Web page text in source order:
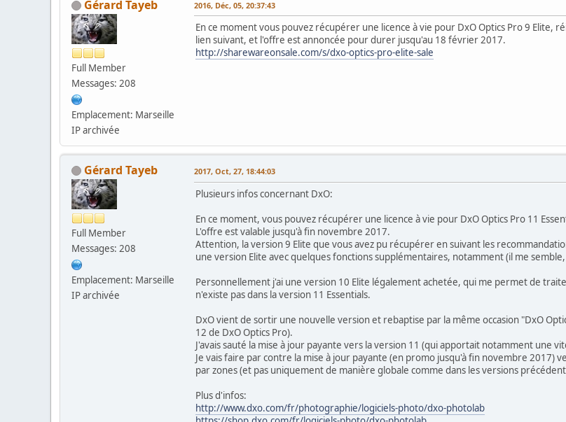
Gérard Tayeb
Full Member
Messages: 208
Emplacement: Marseille
IP archivée
2016, Déc, 05, 20:37:43
En ce moment vous pouvez récupérer une licence à vie pour DxO Optics Pro 9 Elite,
lien suivant, et l'offre est annoncée pour durer jusqu'au 18 février 2017.
http://sharewareonsale.com/s/dxo-optics-pro-elite-sale
Gérard Tayeb
Full Member
Messages: 208
Emplacement: Marseille
IP archivée
2017, Oct, 27, 18:44:03
Plusieurs infos concernant DxO:
En ce moment, vous pouvez récupérer une licence à vie pour DxO Optics Pro 11
L'offre est valable jusqu'à fin novembre 2017.
Attention, la version 9 Elite que vous avez pu récupérer en suivant les
une version Elite avec quelques fonctions supplémentaires, notamment (il me
Personnellement j'ai une version 10 Elite légalement achetée, qui me permet de
n'existe pas dans la version 11 Essentials.
DxO vient de sortir une nouvelle version et rebaptise par la même occasion "DxO
12 de DxO Optics Pro).
J'avais sauté la mise à jour payante vers la version 11 (qui apportait notamment une
Je vais faire par contre la mise à jour payante (en promo jusqu'à fin novembre 2017)
par zones (et pas uniquement de manière globale comme dans les versions
Plus d'infos:
http://www.dxo.com/fr/photographie/logiciels-photo/dxo-photolab